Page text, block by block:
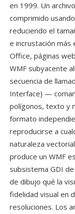
en 1999. Un
comprimido
reduciendo el
e incrustación
Office, páginas
WMF subyacente
secuencia de
Interface) —
polígonos, texto y
formato
reproducirse a
naturaleza
produce un WMF
subsistema GDI
de dibujo qué la
fidelidad visual en
resoluciones. Los